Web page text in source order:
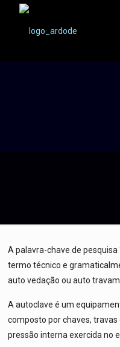
A palavra-chave de
termo técnico e
auto vedação ou auto
A autoclave é um
composto por chaves,
pressão interna exercida no